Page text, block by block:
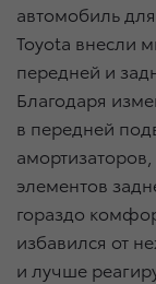
автомобиль
Toyota внесли
передней и
Благодаря
в передней
элементов
гораздо
избавился от
и лучше